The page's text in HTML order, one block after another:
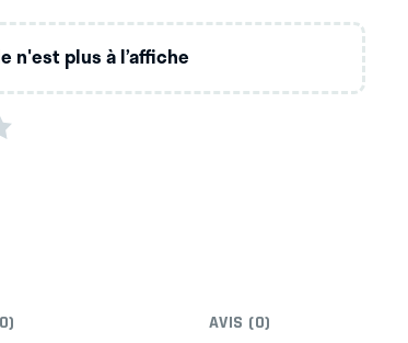
n'est plus à l’affiche
AVIS (0)